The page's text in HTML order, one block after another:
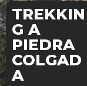
TREKKIN
G A
PIEDRA
COLGAD
A